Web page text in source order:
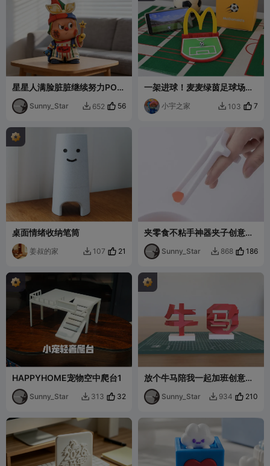
星星人满脸脏脏继续努力POP
可爱模型摆件
Sunny_Star  652 56
一架进球！麦麦绿茵足球场手
机支架
小宇之家  103 7
桌面情绪收纳笔筒
姜叔的家  107 21
夹零食不粘手神器夹子创意家
居家具模型手办摆件
Sunny_Star  868 186
HAPPYHOME宠物空中爬台1
Sunny_Star  313 32
放个牛马陪我一起加班创意装
饰模型摆件
Sunny_Star  934 210